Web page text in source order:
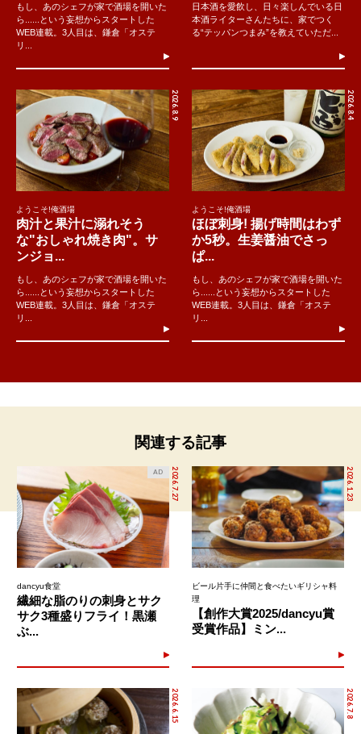
もし、あのシェフが家で酒場を開いた
ら......という妄想からスタートした
WEB連載。3人目は、鎌倉「オステ
リ...
日本酒を愛飲し、日々楽しんでいる日
本酒ライターさんたちに、家でつく
る“テッパンつまみ”を教えていただ...
2026.8.9
ようこそ!俺酒場
肉汁と果汁に溺れそう
な"おしゃれ焼き肉"。サ
ンジョ...
もし、あのシェフが家で酒場を開いた
ら......という妄想からスタートした
WEB連載。3人目は、鎌倉「オステ
リ...
2026.8.4
ようこそ!俺酒場
ほぼ刺身! 揚げ時間はわず
か5秒。生姜醤油でさっ
ぱ...
もし、あのシェフが家で酒場を開いた
ら......という妄想からスタートした
WEB連載。3人目は、鎌倉「オステ
リ...
関連する記事
2026.7.27
AD
dancyu食堂
繊細な脂のりの刺身とサク
サク3種盛りフライ！黒瀬
ぶ...
2026.1.23
ビール片手に仲間と食べたいギリシャ料
理
【創作大賞2025/dancyu賞
受賞作品】ミン...
2026.6.15 2026.7.8